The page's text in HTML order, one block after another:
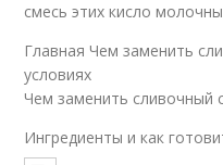
смесь этих кисло
Главная Чем заменить
условиях
Чем заменить сливочный
Ингредиенты и как